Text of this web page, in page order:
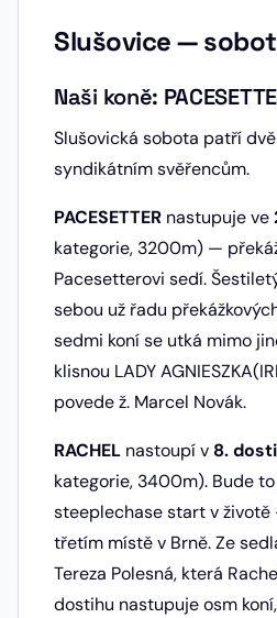
Slušovice —
Naši koně:
Slušovická sobota patří
syndikátním svěřencům.
PACESETTER nastupuje ve
kategorie, 3200m) —
Pacesetterovi sedí.
sebou už řadu
sedmi koní se utká mimo
klisnou LADY
povede ž. Marcel Novák.
RACHEL nastoupí v 8.
kategorie, 3400m). Bude
steeplechase start v
třetím místě v Brně. Ze
Tereza Polesná, která
dostihu nastupuje osm